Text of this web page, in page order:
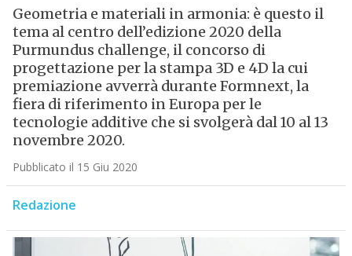
Geometria e materiali in armonia: è questo il
tema al centro dell’edizione 2020 della
Purmundus challenge, il concorso di
progettazione per la stampa 3D e 4D la cui
premiazione avverrà durante Formnext, la
fiera di riferimento in Europa per le
tecnologie additive che si svolgerà dal 10 al 13
novembre 2020.
Pubblicato il 15 Giu 2020
Redazione